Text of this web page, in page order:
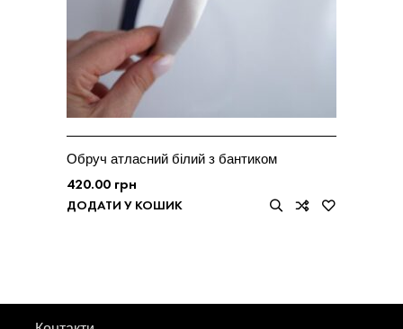
Обруч атласний білий з бантиком
420.00 грн
ДОДАТИ У КОШИК